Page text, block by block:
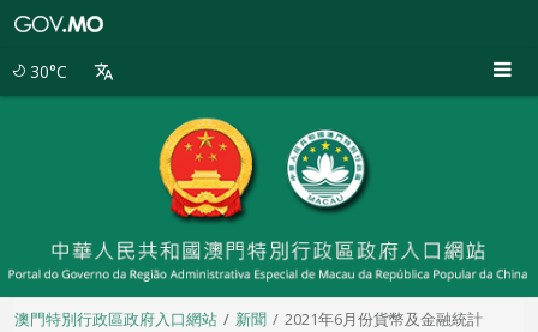
30°C
澳門特別行政區政府入口網站 新聞 2021年6月份貨幣及金融統計